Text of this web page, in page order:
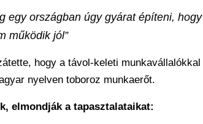
egy országban úgy gyárat építeni,
működik jól”
hogy a távol-keleti
nyelven toboroz munkaerőt.
elmondják a tapasztalataikat: